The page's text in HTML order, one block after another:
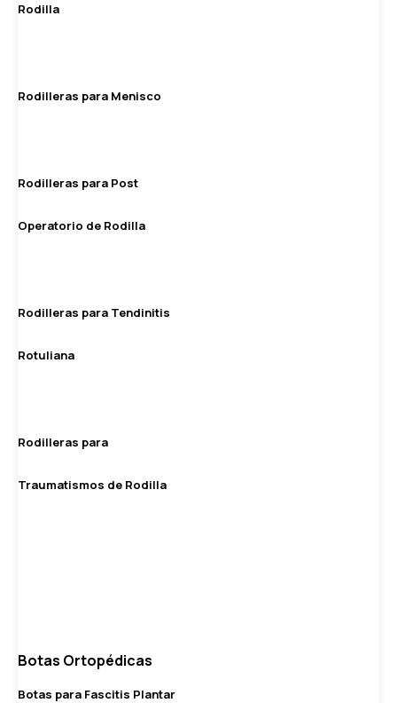
Rodilla
Rodilleras para Menisco
Rodilleras para Post
Operatorio de Rodilla
Rodilleras para Tendinitis
Rotuliana
Rodilleras para
Traumatismos de Rodilla
Botas Ortopédicas
Botas para Fascitis Plantar